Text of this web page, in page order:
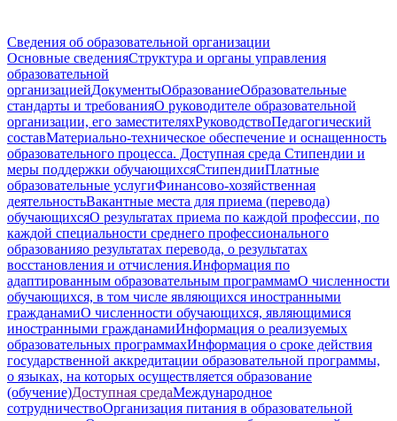
Сведения об образовательной организации
Основные сведенияСтруктура и органы управления
образовательной
организациейДокументыОбразованиеОбразовательные
стандарты и требованияО руководителе образовательной
организации, его заместителяхРуководствоПедагогический
составМатериально-техническое обеспечение и оснащенность
образовательного процесса. Доступная среда Стипендии и
меры поддержки обучающихсяСтипендииПлатные
образовательные услугиФинансово-хозяйственная
деятельностьВакантные места для приема (перевода)
обучающихсяО результатах приема по каждой профессии, по
каждой специальности среднего профессионального
образованияо результатах перевода, о результатах
восстановления и отчисления.Информация по
адаптированным образовательным программамО численности
обучающихся, в том числе являющихся иностранными
гражданамиО численности обучающихся, являющимися
иностранными гражданамиИнформация о реализуемых
образовательных программахИнформация о сроке действия
государственной аккредитации образовательной программы,
о языках, на которых осуществляется образование
(обучение)Доступная средаМеждународное
сотрудничествоОрганизация питания в образовательной